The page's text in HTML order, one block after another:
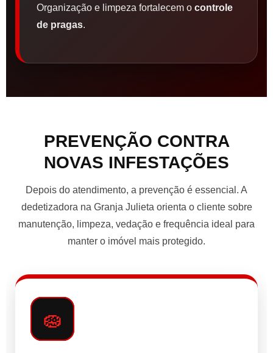
Organização e limpeza fortalecem o controle
de pragas.
PREVENÇÃO CONTRA
NOVAS INFESTAÇÕES
Depois do atendimento, a prevenção é essencial. A
dedetizadora na Granja Julieta orienta o cliente sobre
manutenção, limpeza, vedação e frequência ideal para
manter o imóvel mais protegido.
🧽